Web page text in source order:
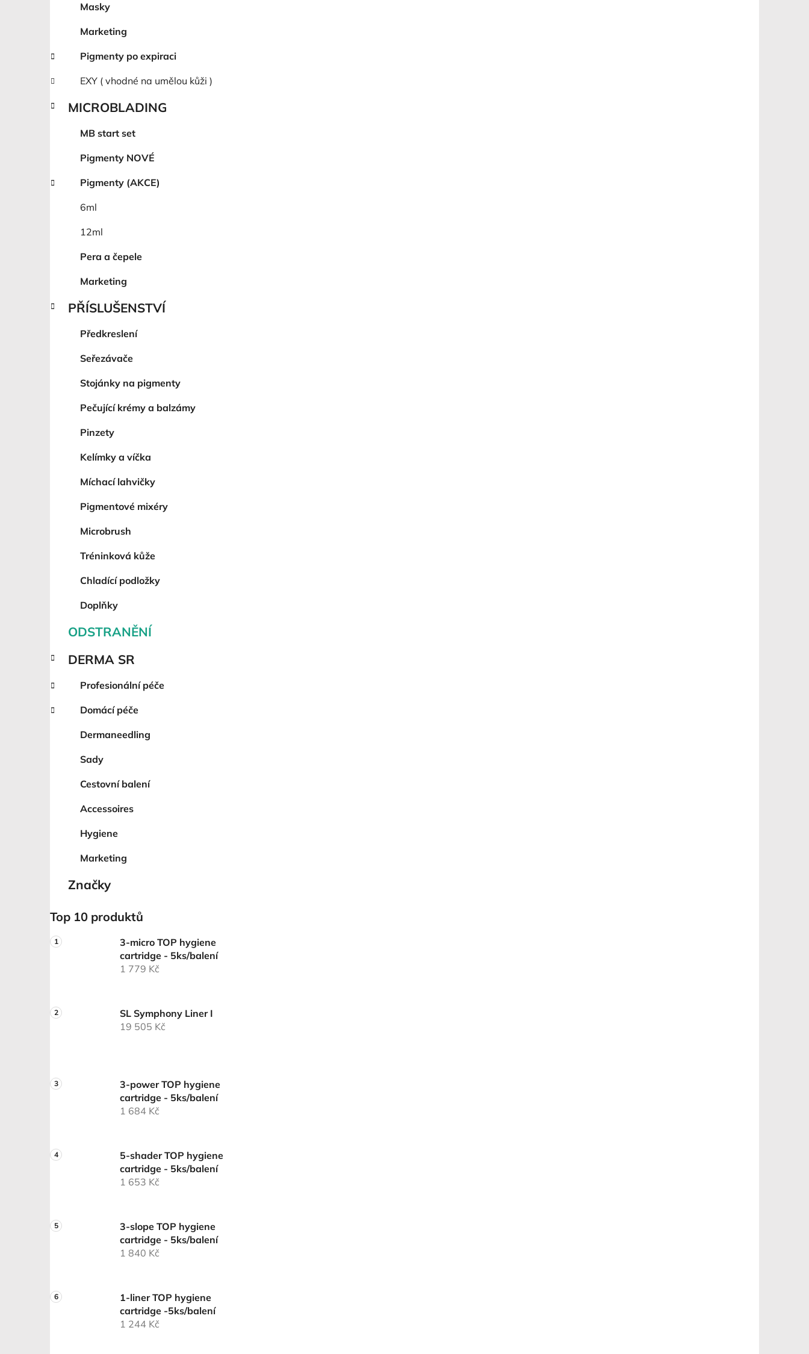
Masky
Marketing
Pigmenty po expiraci
EXY ( vhodné na umělou kůži )
MICROBLADING
MB start set
Pigmenty NOVÉ
Pigmenty (AKCE)
6ml
12ml
Pera a čepele
Marketing
PŘÍSLUŠENSTVÍ
Předkreslení
Seřezávače
Stojánky na pigmenty
Pečující krémy a balzámy
Pinzety
Kelímky a víčka
Míchací lahvičky
Pigmentové mixéry
Microbrush
Tréninková kůže
Chladící podložky
Doplňky
ODSTRANĚNÍ
DERMA SR
Profesionální péče
Domácí péče
Dermaneedling
Sady
Cestovní balení
Accessoires
Hygiene
Marketing
Značky
Top 10 produktů
3-micro TOP hygiene
cartridge - 5ks/balení
1 779 Kč
SL Symphony Liner I
19 505 Kč
3-power TOP hygiene
cartridge - 5ks/balení
1 684 Kč
5-shader TOP hygiene
cartridge - 5ks/balení
1 653 Kč
3-slope TOP hygiene
cartridge - 5ks/balení
1 840 Kč
1-liner TOP hygiene
cartridge -5ks/balení
1 244 Kč